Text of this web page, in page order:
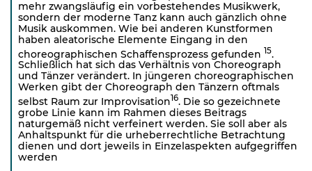
mehr zwangsläufig ein vorbestehendes Musikwerk,
sondern der moderne Tanz kann auch gänzlich ohne
Musik auskommen. Wie bei anderen Kunstformen
haben aleatorische Elemente Eingang in den
choreographischen Schaffensprozess gefunden 15.
Schließlich hat sich das Verhältnis von Choreograph
und Tänzer verändert. In jüngeren choreographischen
Werken gibt der Choreograph den Tänzern oftmals
selbst Raum zur Improvisation16. Die so gezeichnete
grobe Linie kann im Rahmen dieses Beitrags
naturgemäß nicht verfeinert werden. Sie soll aber als
Anhaltspunkt für die urheberrechtliche Betrachtung
dienen und dort jeweils in Einzelaspekten aufgegriffen
werden